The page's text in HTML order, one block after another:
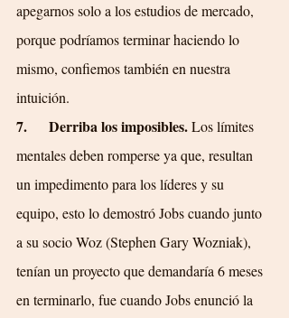
apegarnos solo a los estudios de mercado,
porque podríamos terminar haciendo lo
mismo, confiemos también en nuestra
intuición.
7.      Derriba los imposibles. Los límites
mentales deben romperse ya que, resultan
un impedimento para los líderes y su
equipo, esto lo demostró Jobs cuando junto
a su socio Woz (Stephen Gary Wozniak),
tenían un proyecto que demandaría 6 meses
en terminarlo, fue cuando Jobs enunció la